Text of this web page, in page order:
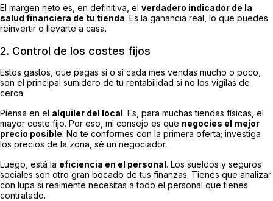
El margen neto es, en definitiva, el verdadero indicador de la
salud financiera de tu tienda. Es la ganancia real, lo que puedes
reinvertir o llevarte a casa.
2. Control de los costes fijos
Estos gastos, que pagas sí o sí cada mes vendas mucho o poco,
son el principal sumidero de tu rentabilidad si no los vigilas de
cerca.
Piensa en el alquiler del local. Es, para muchas tiendas físicas, el
mayor coste fijo. Por eso, mi consejo es que negocies el mejor
precio posible. No te conformes con la primera oferta; investiga
los precios de la zona, sé un negociador.
Luego, está la eficiencia en el personal. Los sueldos y seguros
sociales son otro gran bocado de tus finanzas. Tienes que analizar
con lupa si realmente necesitas a todo el personal que tienes
contratado.